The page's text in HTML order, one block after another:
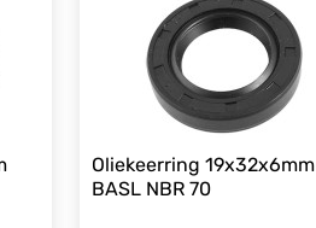
Oliekeerring 19x32x6mm
BASL NBR 70